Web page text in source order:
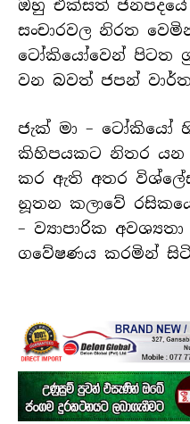
ඔහු එක්සත් ජනපදයේ
සංචාරවල නිරත
ටෝකියෝවෙන් පිටත
වන බවත් ජපන්
ජැක් මා – ටෝකියෝ
කිහිපයකට නිතර යන
කර ඇති අතර
නූතන කලාවේ
– ව්‍යාපාරික
ගවේෂණය කරමින්